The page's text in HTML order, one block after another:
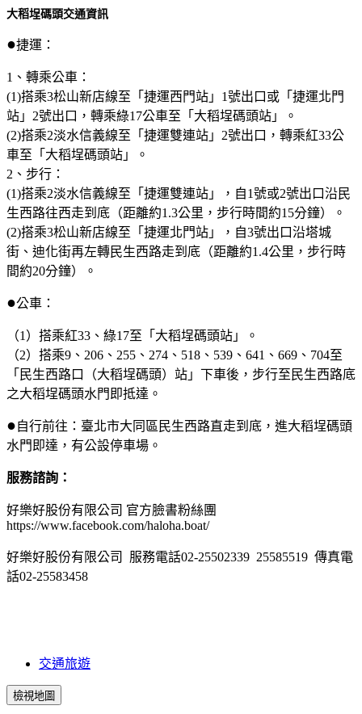
大稻埕碼頭交通資訊
●捷運：
1、轉乘公車：
(1)搭乘3松山新店線至「捷運西門站」1號出口或「捷運北門
站」2號出口，轉乘綠17公車至「大稻埕碼頭站」。
(2)搭乘2淡水信義線至「捷運雙連站」2號出口，轉乘紅33公
車至「大稻埕碼頭站」。
2、步行：
(1)搭乘2淡水信義線至「捷運雙連站」，自1號或2號出口沿民
生西路往西走到底（距離約1.3公里，步行時間約15分鐘）。
(2)搭乘3松山新店線至「捷運北門站」，自3號出口沿塔城
街、迪化街再左轉民生西路走到底（距離約1.4公里，步行時
間約20分鐘）。
●公車：
（1）搭乘紅33、綠17至「大稻埕碼頭站」。
（2）搭乘9、206、255、274、518、539、641、669、704至
「民生西路口（大稻埕碼頭）站」下車後，步行至民生西路底
之大稻埕碼頭水門即抵達。
●自行前往：臺北市大同區民生西路直走到底，進大稻埕碼頭
水門即達，有公設停車場。
服務諮詢：
好樂好股份有限公司 官方臉書粉絲團
https://www.facebook.com/haloha.boat/
好樂好股份有限公司 服務電話02-25502339 25585519 傳真電
話02-25583458
交通旅遊
檢視地圖